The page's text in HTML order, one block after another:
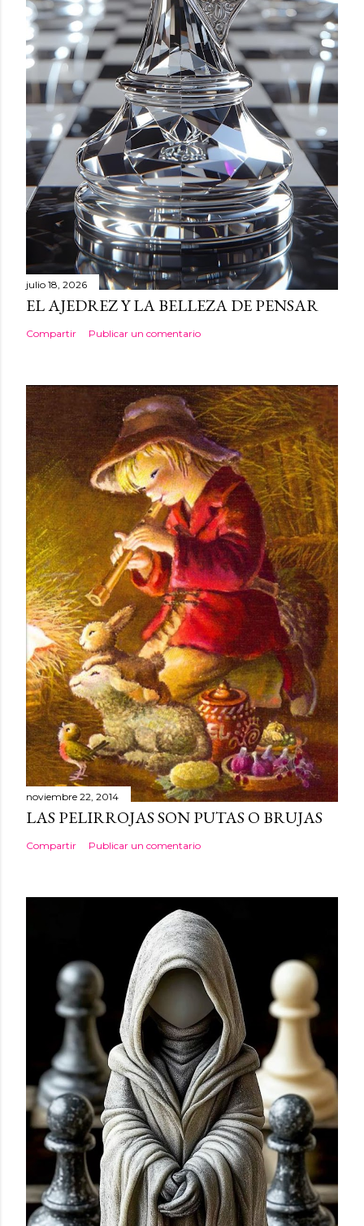
julio 18, 2026
EL AJEDREZ Y LA BELLEZA DE PENSAR
Compartir Publicar un comentario
noviembre 22, 2014
LAS PELIRROJAS SON PUTAS O BRUJAS
Compartir Publicar un comentario